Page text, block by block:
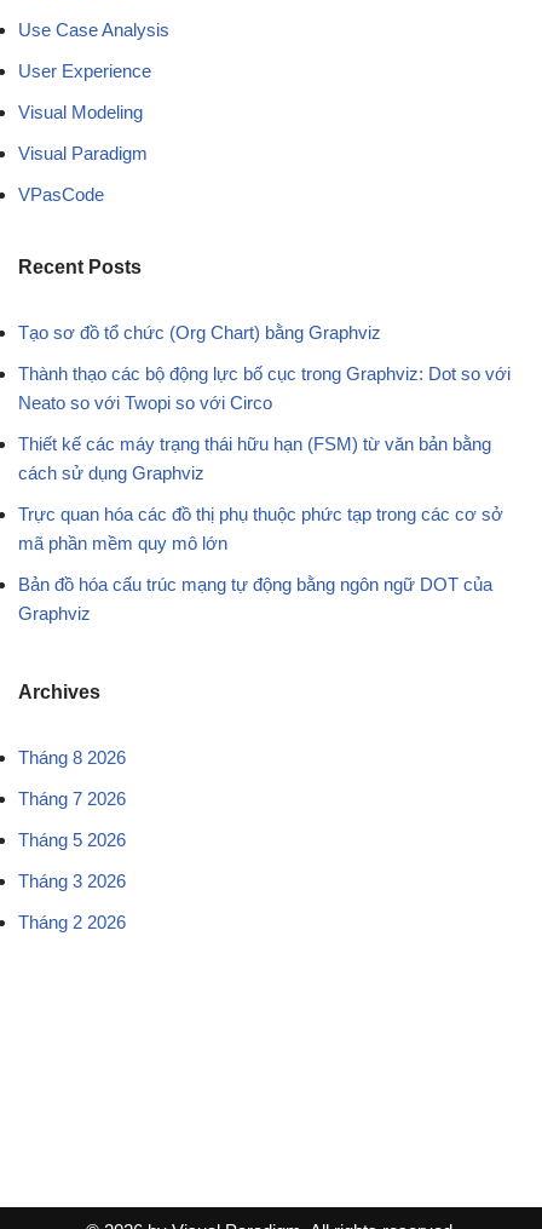
Use Case Analysis
User Experience
Visual Modeling
Visual Paradigm
VPasCode
Recent Posts
Tạo sơ đồ tổ chức (Org Chart) bằng Graphviz
Thành thạo các bộ động lực bố cục trong Graphviz: Dot so với
Neato so với Twopi so với Circo
Thiết kế các máy trạng thái hữu hạn (FSM) từ văn bản bằng
cách sử dụng Graphviz
Trực quan hóa các đồ thị phụ thuộc phức tạp trong các cơ sở
mã phần mềm quy mô lớn
Bản đồ hóa cấu trúc mạng tự động bằng ngôn ngữ DOT của
Graphviz
Archives
Tháng 8 2026
Tháng 7 2026
Tháng 5 2026
Tháng 3 2026
Tháng 2 2026